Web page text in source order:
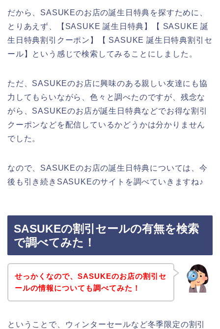
だから、SASUKEのお店の誕生日特典を探すために、
とりあえず、【SASUKE 誕生日特典】【 SASUKE 誕
生日特典割引クーポン】【 SASUKE 誕生日特典割引セ
ール】という感じで検索してみることにしました。
ただ、SASUKEのお店に興味のある親しい友達にも協
力してもらいながら、色々と調べたのですが、残念な
がら、SASUKEのお店が誕生日特典などでお得な割引
クーポンなどを配信しているかどうかは分かりません
でした。
なので、SASUKEのお店の誕生日特典については、今
後も引き続きSASUKEのサイトを調べていきますね♪
SASUKEの割引セールの有無を検索
で調べてみた！
せっかくなので、SASUKEのお店の割引セ
ールの情報についても調べてみた！
ということで、ウィンターセールなど冬季限定の割引